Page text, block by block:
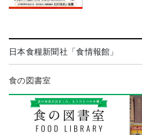
日本食糧新聞社「食情報館」
食の図書室